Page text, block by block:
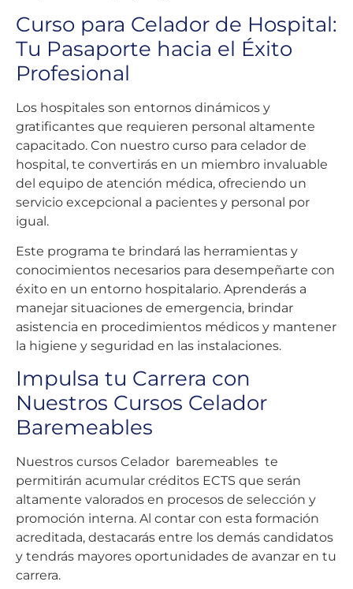
Curso para Celador de Hospital:
Tu Pasaporte hacia el Éxito
Profesional
Los hospitales son entornos dinámicos y
gratificantes que requieren personal altamente
capacitado. Con nuestro curso para celador de
hospital, te convertirás en un miembro invaluable
del equipo de atención médica, ofreciendo un
servicio excepcional a pacientes y personal por
igual.
Este programa te brindará las herramientas y
conocimientos necesarios para desempeñarte con
éxito en un entorno hospitalario. Aprenderás a
manejar situaciones de emergencia, brindar
asistencia en procedimientos médicos y mantener
la higiene y seguridad en las instalaciones.
Impulsa tu Carrera con
Nuestros Cursos Celador
Baremeables
Nuestros cursos Celador baremeables te
permitirán acumular créditos ECTS que serán
altamente valorados en procesos de selección y
promoción interna. Al contar con esta formación
acreditada, destacarás entre los demás candidatos
y tendrás mayores oportunidades de avanzar en tu
carrera.